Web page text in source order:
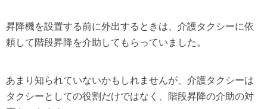
昇降機を設置する前に外出するときは、介護タクシーに依
頼して階段昇降を介助してもらっていました。
あまり知られていないかもしれませんが、介護タクシーは
タクシーとしての役割だけではなく、階段昇降の介助の対